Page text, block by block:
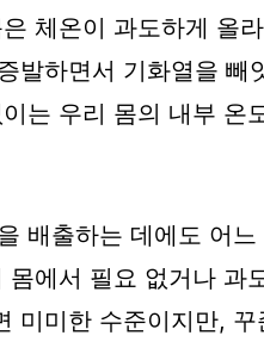
체온이 과도하게 올
발하면서 기화열을
는 우리 몸의 내부 온
배출하는 데에도 어
몸에서 필요 없거나 과
미미한 수준이지만,